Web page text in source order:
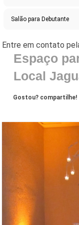
Salão para Debutante
Espaço
Local
Gostou? compartilhe!